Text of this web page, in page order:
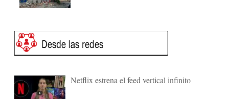
Netflix estrena el feed vertical infinito